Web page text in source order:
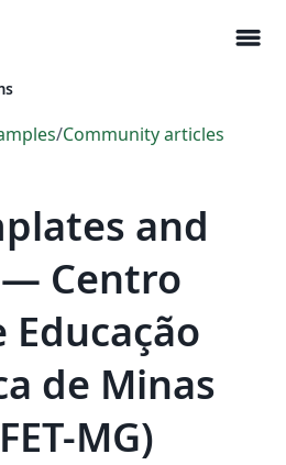
menu
/Community articles
and
Centro
Educação
de Minas
MG)